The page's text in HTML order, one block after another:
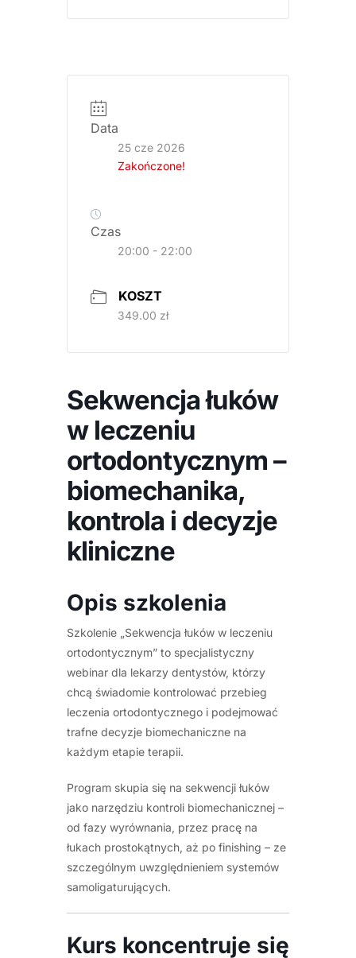
Data
25 cze 2026
Zakończone!
Czas
20:00 - 22:00
KOSZT
349.00 zł
Sekwencja łuków
w leczeniu
ortodontycznym –
biomechanika,
kontrola i decyzje
kliniczne
Opis szkolenia
Szkolenie „Sekwencja łuków w leczeniu
ortodontycznym” to specjalistyczny
webinar dla lekarzy dentystów, którzy
chcą świadomie kontrolować przebieg
leczenia ortodontycznego i podejmować
trafne decyzje biomechaniczne na
każdym etapie terapii.
Program skupia się na sekwencji łuków
jako narzędziu kontroli biomechanicznej –
od fazy wyrównania, przez pracę na
łukach prostokątnych, aż po finishing – ze
szczególnym uwzględnieniem systemów
samoligaturujących.
Kurs koncentruje się